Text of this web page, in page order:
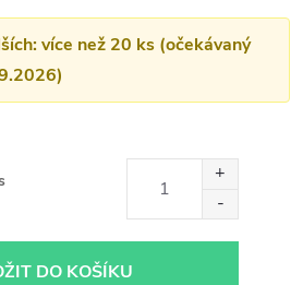
více než 20 ks (očekávaný
DO KOŠÍKU